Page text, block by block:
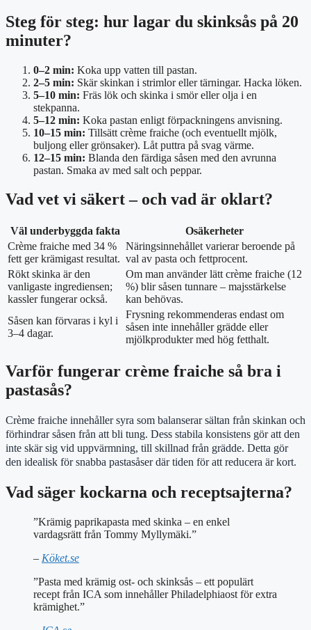
Steg för steg: hur lagar du skinksås på 20
minuter?
0–2 min: Koka upp vatten till pastan.
2–5 min: Skär skinkan i strimlor eller tärningar. Hacka löken.
5–10 min: Fräs lök och skinka i smör eller olja i en
stekpanna.
5–12 min: Koka pastan enligt förpackningens anvisning.
10–15 min: Tillsätt crème fraiche (och eventuellt mjölk,
buljong eller grönsaker). Låt puttra på svag värme.
12–15 min: Blanda den färdiga såsen med den avrunna
pastan. Smaka av med salt och peppar.
Vad vet vi säkert – och vad är oklart?
Väl underbyggda fakta
Osäkerheter
Crème fraiche med 34 %
fett ger krämigast resultat.
Näringsinnehållet varierar beroende på
val av pasta och fettprocent.
Rökt skinka är den
vanligaste ingrediensen;
kassler fungerar också.
Om man använder lätt crème fraiche (12
%) blir såsen tunnare – majsstärkelse
kan behövas.
Såsen kan förvaras i kyl i
3–4 dagar.
Frysning rekommenderas endast om
såsen inte innehåller grädde eller
mjölkprodukter med hög fetthalt.
Varför fungerar crème fraiche så bra i
pastasås?
Crème fraiche innehåller syra som balanserar sältan från skinkan och
förhindrar såsen från att bli tung. Dess stabila konsistens gör att den
inte skär sig vid uppvärmning, till skillnad från grädde. Detta gör
den idealisk för snabba pastasåser där tiden för att reducera är kort.
Vad säger kockarna och receptsajterna?
”Krämig paprikapasta med skinka – en enkel
vardagsrätt från Tommy Myllymäki.”
– Köket.se
”Pasta med krämig ost- och skinksås – ett populärt
recept från ICA som innehåller Philadelphiaost för extra
krämighet.”